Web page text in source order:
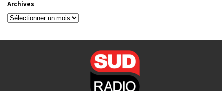
Archives
Archives